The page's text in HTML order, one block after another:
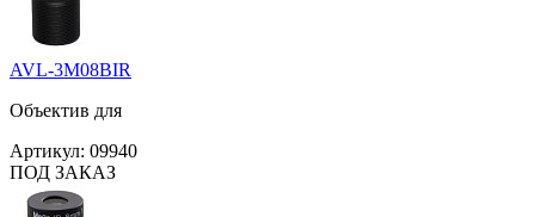
AVL-3M08BIR
Объектив для
Артикул: 09940
ПОД ЗАКАЗ